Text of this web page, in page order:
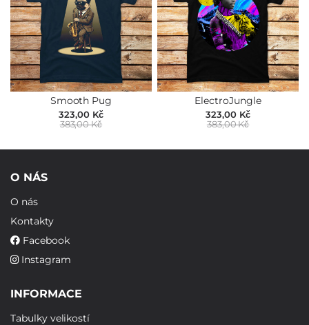
Smooth Pug
323,00 Kč
383,00 Kč
ElectroJungle
323,00 Kč
383,00 Kč
O NÁS
O nás
Kontakty
Facebook
Instagram
INFORMACE
Tabulky velikostí